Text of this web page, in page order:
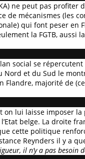
ne peut pas profiter
de mécanismes (les
qui font peser en
la FGTB, aussi la
social se
Nord et du Sud le
Flandre, majorité de
on lui laisse imposer
belge. La droite
cette politique
Reynders il y a
il n’y a pas besoin